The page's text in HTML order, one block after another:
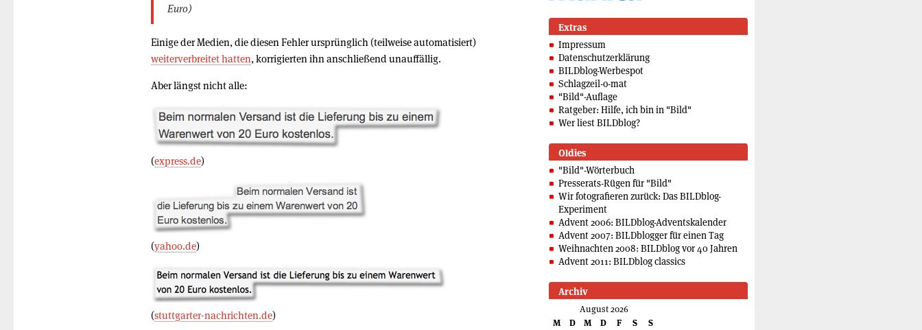
Euro)
Einige der Medien, die diesen Fehler ursprünglich (teilweise automatisiert)
weiterverbreitet hatten, korrigierten ihn anschließend unauffällig.
Aber längst nicht alle:
(express.de)
(yahoo.de)
(stuttgarter-nachrichten.de)
Extras
Impressum
Datenschutzerklärung
BILDblog-Werbespot
Schlagzeil-o-mat
"Bild"-Auflage
Ratgeber: Hilfe, ich bin in "Bild"
Wer liest BILDblog?
Oldies
"Bild"-Wörterbuch
Presserats-Rügen für "Bild"
Wir fotografieren zurück: Das BILDblog-
Experiment
Advent 2006: BILDblog-Adventskalender
Advent 2007: BILDblogger für einen Tag
Weihnachten 2008: BILDblog vor 40 Jahren
Advent 2011: BILDblog classics
Archiv
August 2026
M
D M D F S
S